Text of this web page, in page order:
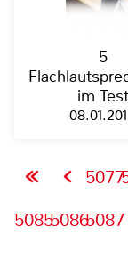
5
im Test
5077
508550865087